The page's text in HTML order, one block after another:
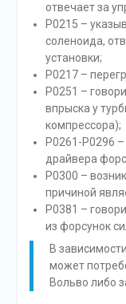
отвечает за
Р0215 –
соленоида,
установки;
Р0217 –
Р0251 –
впрыска у
компрессора);
Р0261-Р0296
драйвера
Р0300 –
причиной
Р0381 –
из форсунок
В
может
Вольво либо